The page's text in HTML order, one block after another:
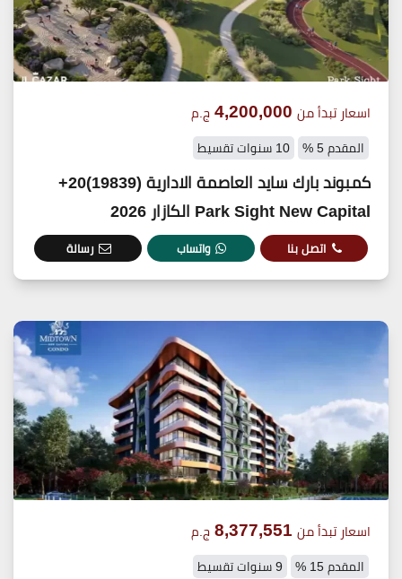
اسعار تبدأ من 4,200,000 ج.م
المقدم 5 % 10 سنوات تقسيط
كمبوند بارك سايد العاصمة الادارية (19839)20+
Park Sight New Capital الكازار 2026
اتصل بنا واتساب رسالة
اسعار تبدأ من 8,377,551 ج.م
المقدم 15 % 9 سنوات تقسيط